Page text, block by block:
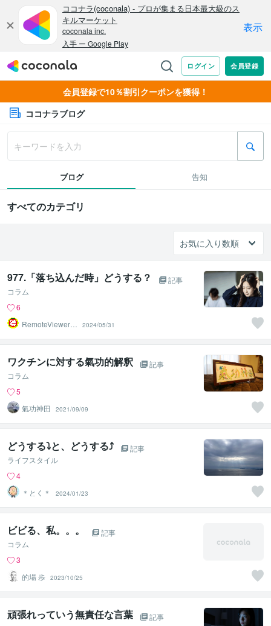
会員登録で10％割引クーポンを獲得！
ココナラブログ
ブログ 告知
すべてのカテゴリ
977.「落ち込んだ時」どうする？
記事
コラム
6
RemoteViewer導
2024/05/31
ワクチンに対する氣功的解釈
記事
コラム
5
氣功神田
2021/09/09
どうする⤵︎と、どうする⤴︎
記事
ライフスタイル
4
＊とく＊
2024/01/23
ビビる、私。。。
記事
コラム
3
的場 歩 2023/10/25
頑張れっていう無責任な言葉
記事